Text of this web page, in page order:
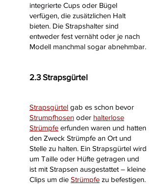
integrierte Cups oder Bügel
verfügen, die zusätzlichen Halt
bieten. Die Strapshalter sind
entweder fest vernäht oder je nach
Modell manchmal sogar abnehmbar.
2.3 Strapsgürtel
Strapsgürtel gab es schon bevor
Strumpfhosen oder halterlose
Strümpfe erfunden waren und hatten
den Zweck Strümpfe an Ort und
Stelle zu halten. Ein Strapsgürtel wird
um Taille oder Hüfte getragen und
ist mit Strapsen ausgestattet – kleine
Clips um die Strümpfe zu befestigen.